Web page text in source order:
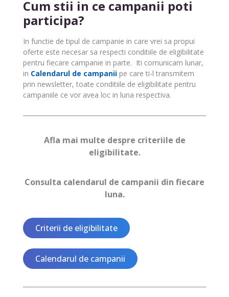
Cum stii in ce campanii poti
participa?
In functie de tipul de campanie in care vrei sa propui
oferte este necesar sa respecti conditiile de eligibilitate
pentru fiecare campanie in parte. Iti comunicam lunar,
in Calendarul de campanii pe care ti-l transmitem
prin newsletter, toate conditiile de eligibilitate pentru
campaniile ce vor avea loc in luna respectiva.
Afla mai multe despre criteriile de
eligibilitate.
Consulta calendarul de campanii din fiecare
luna.
Criterii de eligibilitate
Calendarul de campanii